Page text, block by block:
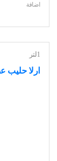
اضافة
1لتر
ارلا حليب